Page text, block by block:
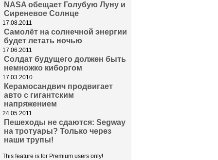
NASA обещает Голубую Луну и
Сиреневое Солнце
17.08.2011
Самолёт на солнечной энергии
будет летать ночью
17.06.2011
Солдат будущего должен быть
немножко киборгом
17.03.2010
Керамосандвич продвигает
авто с гигантским
напряжением
24.05.2011
Пешеходы не сдаются: Segway
на тротуары? Только через
наши трупы!
This feature is for Premium users only!